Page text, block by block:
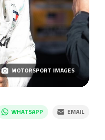
MOTORSPORT IMAGES
WHATSAPP EMAIL